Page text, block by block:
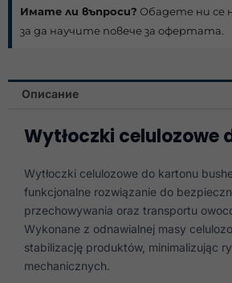
Имате ли въпроси? Обадете ни се
за да научите повече за офертата.
Описание
Wytłoczki celulozowe
Wytłoczki celulozowe do kartonu
funkcjonalne rozwiązanie do
przechowywania oraz transportu
Wykonane z odnawialnej masy
stabilizację produktów, minimalizując
mechanicznych.